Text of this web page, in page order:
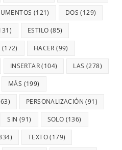
(121) DOS (129)
ESTILO (85)
(172) HACER (99)
INSERTAR(104) LAS (278)
MÁS (199)
PERSONALIZACIÓN (91)
SIN (91) SOLO (136)
TEXTO(179)